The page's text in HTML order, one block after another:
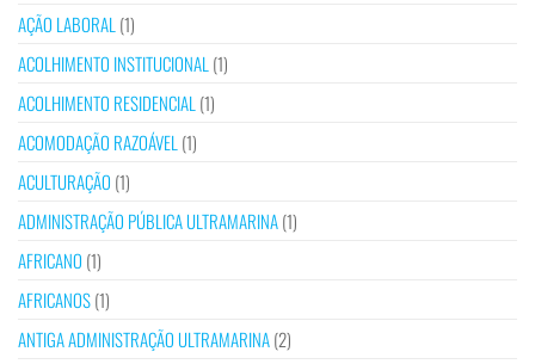
AÇÃO LABORAL (1)
ACOLHIMENTO INSTITUCIONAL (1)
ACOLHIMENTO RESIDENCIAL (1)
ACOMODAÇÃO RAZOÁVEL (1)
ACULTURAÇÃO (1)
ADMINISTRAÇÃO PÚBLICA ULTRAMARINA(1)
AFRICANO (1)
AFRICANOS(1)
ANTIGA ADMINISTRAÇÃO ULTRAMARINA(2)